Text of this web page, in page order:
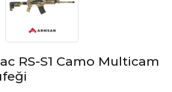
RS-S1 Camo Multicam